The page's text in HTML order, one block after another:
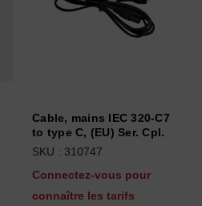
Cable, mains IEC 320-C7
to type C, (EU) Ser. Cpl.
SKU : 310747
Connectez-vous pour
connaître les tarifs